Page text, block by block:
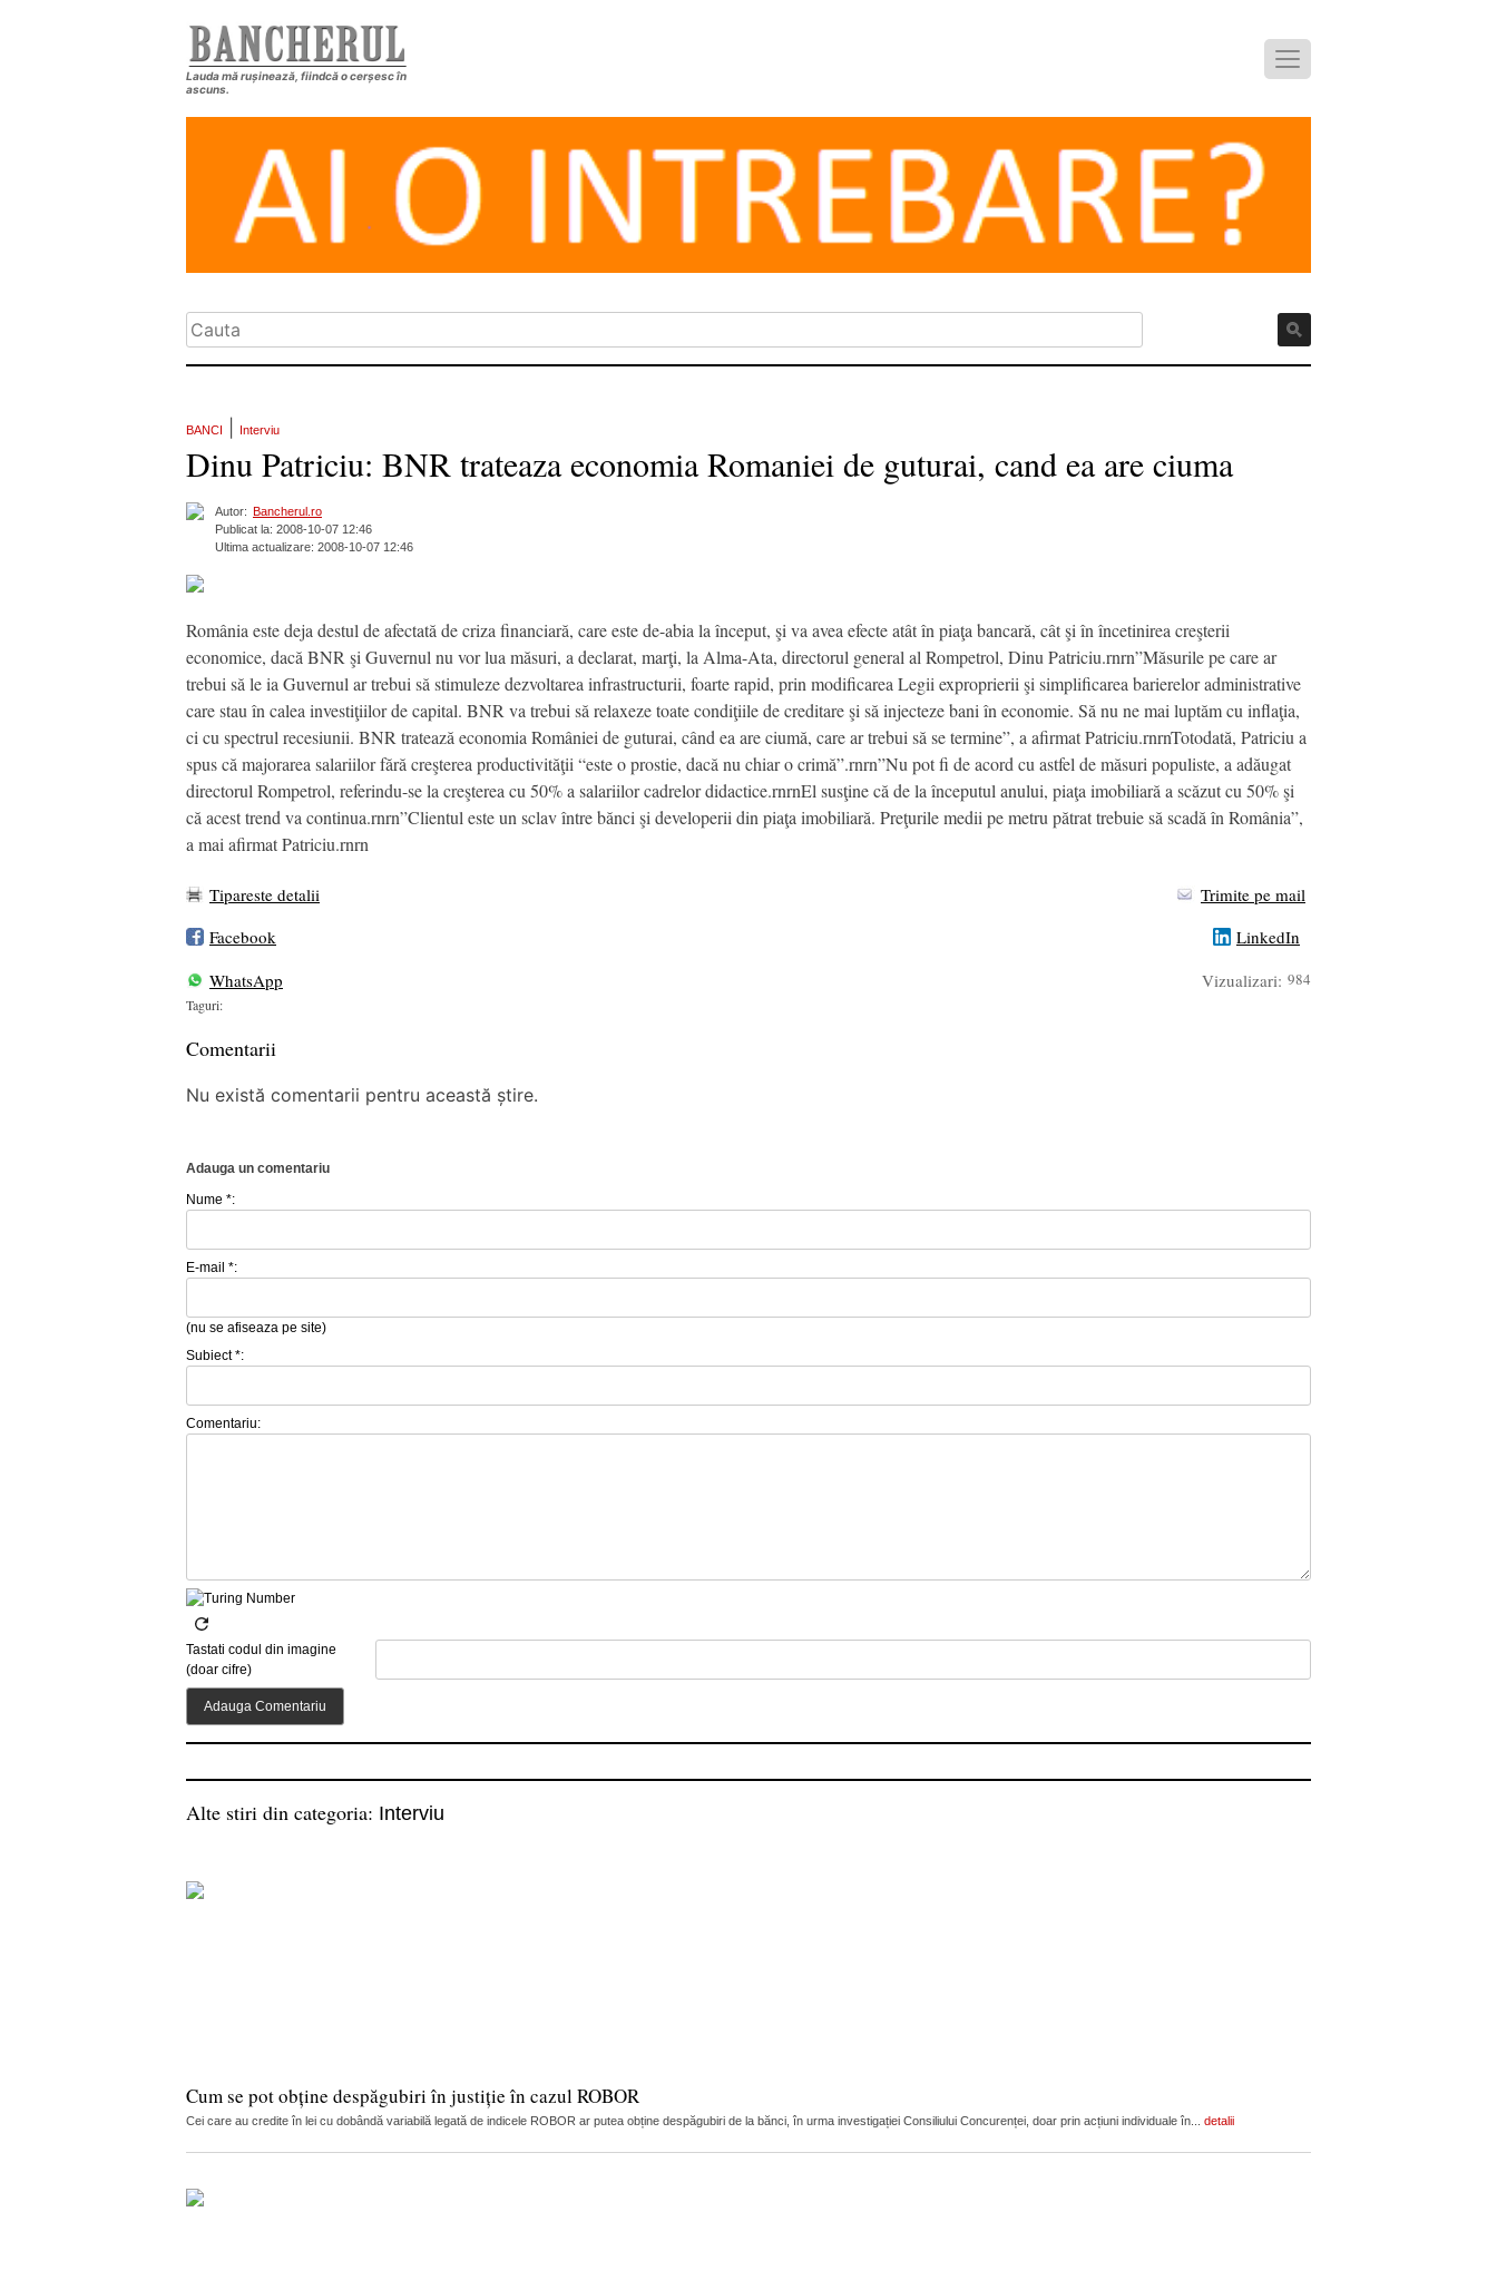
Lauda mă rușinează, fiindcă o cerșesc în
ascuns.
BANCI Interviu
Dinu Patriciu: BNR trateaza economia Romaniei de guturai, cand ea are ciuma
Autor:
Bancherul.ro
Publicat la: 2008-10-07 12:46
Ultima actualizare: 2008-10-07 12:46
România este deja destul de afectată de criza financiară, care este de-abia la început, şi va avea efecte atât în piaţa bancară, cât şi în încetinirea creşterii
economice, dacă BNR şi Guvernul nu vor lua măsuri, a declarat, marţi, la Alma-Ata, directorul general al Rompetrol, Dinu Patriciu.rnrn”Măsurile pe care ar
trebui să le ia Guvernul ar trebui să stimuleze dezvoltarea infrastructurii, foarte rapid, prin modificarea Legii exproprierii şi simplificarea barierelor administrative
care stau în calea investiţiilor de capital. BNR va trebui să relaxeze toate condiţiile de creditare şi să injecteze bani în economie. Să nu ne mai luptăm cu inflaţia,
ci cu spectrul recesiunii. BNR tratează economia României de guturai, când ea are ciumă, care ar trebui să se termine”, a afirmat Patriciu.rnrnTotodată, Patriciu a
spus că majorarea salariilor fără creşterea productivităţii “este o prostie, dacă nu chiar o crimă”.rnrn”Nu pot fi de acord cu astfel de măsuri populiste, a adăugat
directorul Rompetrol, referindu-se la creşterea cu 50% a salariilor cadrelor didactice.rnrnEl susţine că de la începutul anului, piaţa imobiliară a scăzut cu 50% şi
că acest trend va continua.rnrn”Clientul este un sclav între bănci şi developerii din piaţa imobiliară. Preţurile medii pe metru pătrat trebuie să scadă în România”,
a mai afirmat Patriciu.rnrn
Tipareste detalii
Trimite pe mail
Facebook
LinkedIn
WhatsApp
Vizualizari: 984
Taguri:
Comentarii
Nu există comentarii pentru această știre.
Adauga un comentariu
Nume *:
E-mail *:
(nu se afiseaza pe site)
Subiect *:
Comentariu:
Tastati codul din imagine
(doar cifre)
Alte stiri din categoria: Interviu
Cum se pot obține despăgubiri în justiție în cazul ROBOR
Cei care au credite în lei cu dobândă variabilă legată de indicele ROBOR ar putea obține despăgubiri de la bănci, în urma investigației Consiliului Concurenței, doar prin acțiuni individuale în... detalii